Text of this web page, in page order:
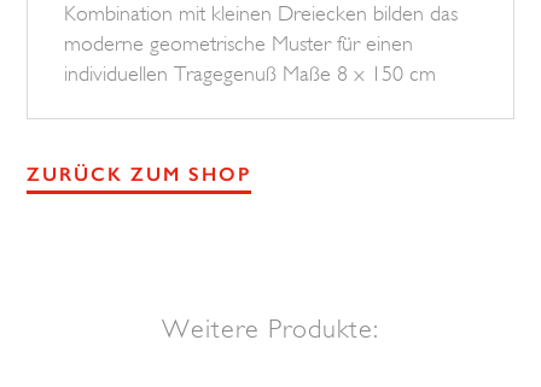
Kombination mit kleinen Dreiecken bilden das
moderne geometrische Muster für einen
individuellen Tragegenuß Maße 8 x 150 cm
ZURÜCK ZUM SHOP
Weitere Produkte: